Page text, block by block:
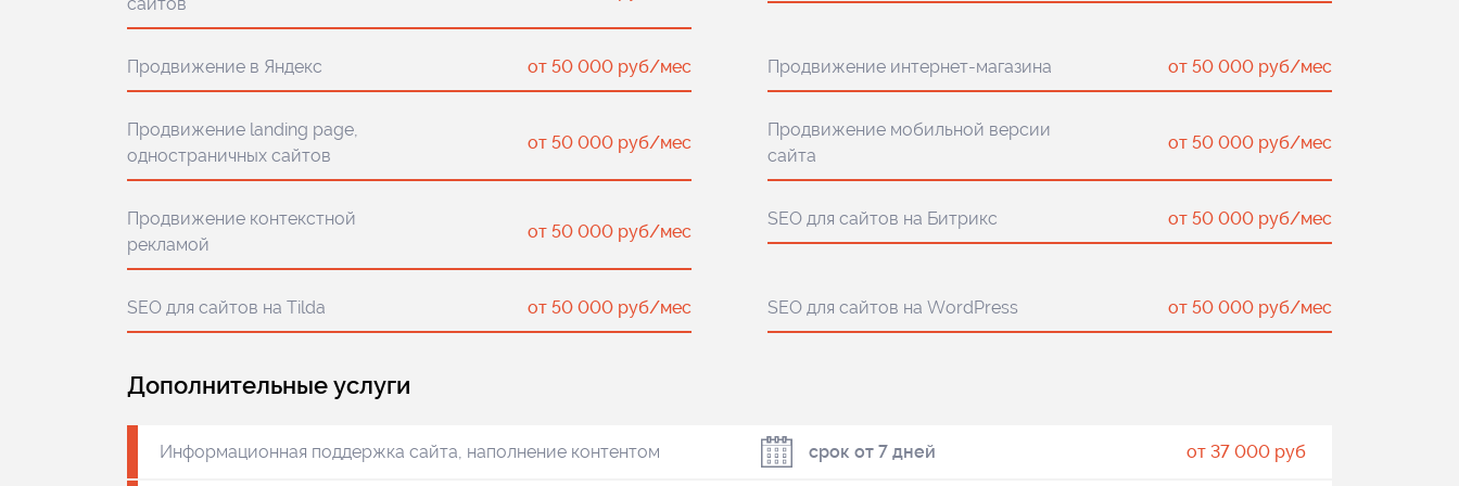
Продвижение в Яндекс от 50 000 руб/мес Продвижение интернет-магазина от 50 000 руб/мес
Продвижение landing page,
одностраничных сайтов
от 50 000 руб/мес
Продвижение мобильной версии
сайта
от 50 000 руб/мес
Продвижение контекстной
рекламой
от 50 000 руб/мес
SEO для сайтов на Битрикс от 50 000 руб/мес
SEO для сайтов на Tilda от 50 000 руб/мес SEO для сайтов на WordPress от 50 000 руб/мес
Дополнительные услуги
Информационная поддержка сайта, наполнение контентом срок от 7 дней от 37 000 руб